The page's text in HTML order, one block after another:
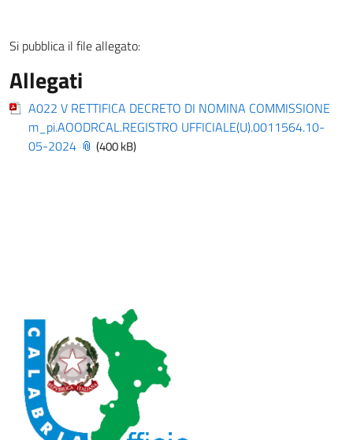
Si pubblica il file allegato:
Allegati
A022 V RETTIFICA DECRETO DI NOMINA COMMISSIONE
m_pi.AOODRCAL.REGISTRO UFFICIALE(U).0011564.10-
05-2024
(400 kB)